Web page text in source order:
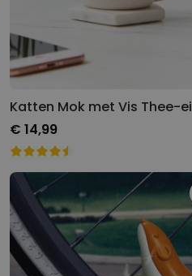
Katten Mok met Vis Thee-ei
€ 14,99